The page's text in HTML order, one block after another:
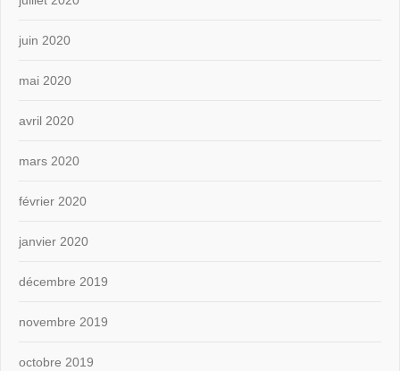
juin 2020
mai 2020
avril 2020
mars 2020
février 2020
janvier 2020
décembre 2019
novembre 2019
octobre 2019